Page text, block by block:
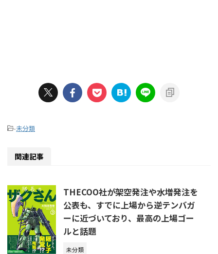
-未分類
関連記事
THECOO社が架空発注や水増発注を
公表も、すでに上場から逆テンバガ
ーに近づいており、最高の上場ゴー
ルと話題
未分類